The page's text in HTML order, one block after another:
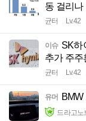
동 걸리나
균터 Lv.42
이슈 SK하
추가 주주
균터 Lv.42
유머
드라고노